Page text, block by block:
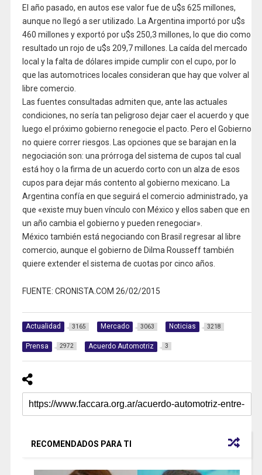
El año pasado, en autos ese valor fue de u$s 625 millones,
aunque no llegó a ser utilizado. La Argentina importó por u$s
460 millones y exportó por u$s 250,3 millones, lo que dio como
resultado un rojo de u$s 209,7 millones. La caída del mercado
local y la falta de dólares impide cumplir con el cupo, por lo
que las automotrices locales consideran que hay que volver al
libre comercio.
Las fuentes consultadas admiten que, ante las actuales
condiciones, no sería tan peligroso dejar caer el acuerdo y que
luego el próximo gobierno renegocie el pacto. Pero el Gobierno
no quiere correr riesgos. Las opciones que se barajan en la
negociación son: una prórroga del sistema de cupos tal cual
está hoy o la firma de un acuerdo corto con un alza de esos
cupos para dejar más contento al gobierno mexicano. La
Argentina confía en que seguirá el comercio administrado, ya
que «existe muy buen vínculo con México y ellos saben que en
un año cambia el gobierno y pueden renegociar».
México también está negociando con Brasil regresar al libre
comercio, aunque el gobierno de Dilma Rousseff también
quiere extender el sistema de cuotas por cinco años.
FUENTE: CRONISTA.COM 26/02/2015
Actualidad 3165 Mercado 3063 Noticias 3218
Prensa 2972 Acuerdo Automotriz 3
RECOMENDADOS PARA TI